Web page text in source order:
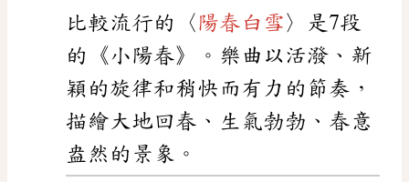
比較流行的〈 陽春白雪 〉是7段
的《小陽春》。樂曲以活潑、新
穎的旋律和稍快而有力的節奏，
描繪大地回春、生氣勃勃、春意
盎然的景象。